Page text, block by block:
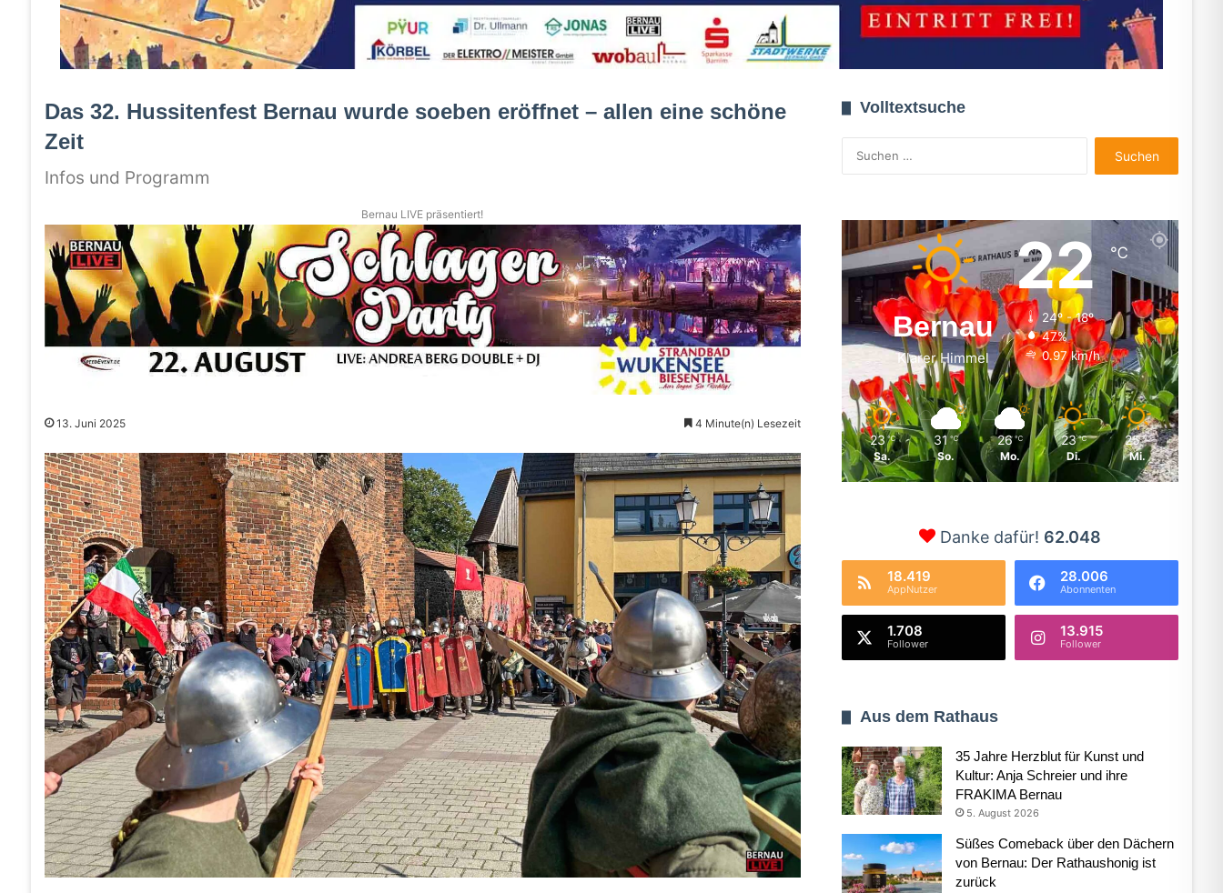
Das 32. Hussitenfest Bernau wurde soeben eröffnet – allen eine schöne
Zeit
Infos und Programm
Bernau LIVE präsentiert!
13. Juni 2025 4 Minute(n) Lesezeit
Volltextsuche
nach:
Bernau
Klarer Himmel
22℃
24º - 18º
47%
0.97 km/h
23 ℃
Sa.
31 ℃
So.
26 ℃
Mo.
23 ℃
Di.
25 ℃
Mi.
Danke dafür! 62.048
18.419
AppNutzer
28.006
Abonnenten
1.708
Follower
13.915
Follower
Aus dem Rathaus
35 Jahre Herzblut für Kunst und
Kultur: Anja Schreier und ihre
FRAKIMA Bernau
5. August 2026
Süßes Comeback über den Dächern
von Bernau: Der Rathaushonig ist
zurück